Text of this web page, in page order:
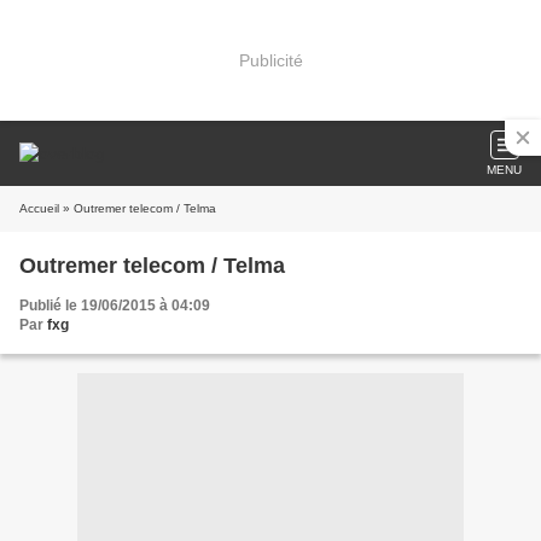
Publicité
MENU
Accueil » Outremer telecom / Telma
Outremer telecom / Telma
Publié le 19/06/2015 à 04:09
Par fxg